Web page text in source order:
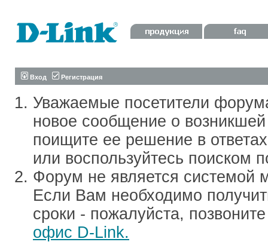
Вход Регистрация
Уважаемые посетители
новое сообщение о
поищите ее решение в
или воспользуйтесь поиском
Форум не является системой
Если Вам необходимо
сроки - пожалуйста,
офис D-Link.